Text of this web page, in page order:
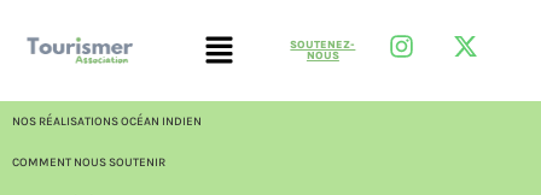
SOUTENEZ-
NOUS
NOS RÉALISATIONS OCÉAN INDIEN
COMMENT NOUS SOUTENIR